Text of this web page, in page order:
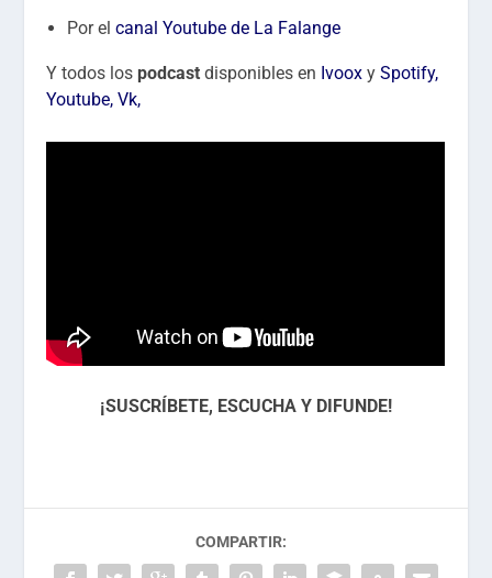
Por el canal Youtube de La Falange
Y todos lospodcast disponibles en Ivoox ySpotify,
Youtube,Vk,
¡SUSCRÍBETE, ESCUCHA Y DIFUNDE!
COMPARTIR: